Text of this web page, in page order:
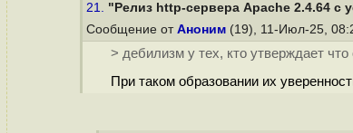
21. "Релиз http-сервера Apache 2.4.64 с
Сообщение от Аноним (19), 11-Июл-25,
> дебилизм у тех, кто утверждает что
При таком образовании их